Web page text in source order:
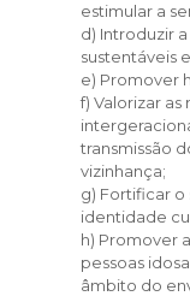
estimular a
d) Introduzir
sustentáveis
e) Promover
f) Valorizar
transmissão
vizinhança;
g) Fortificar
identidade
h) Promover
pessoas
âmbito do